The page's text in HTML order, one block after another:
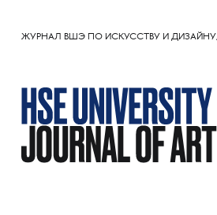
ЖУРНАЛ ВШЭ ПО ИСКУССТВУ И ДИЗАЙНУ